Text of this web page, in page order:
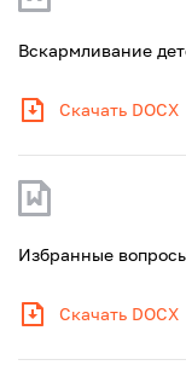
Вскармливание
Скачать DOCX
Избранные
Скачать DOCX